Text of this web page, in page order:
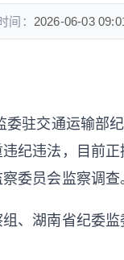
间： 2026-06-03
驻交通运输部
纪违法，目前
委员会监察调查
、湖南省纪委监